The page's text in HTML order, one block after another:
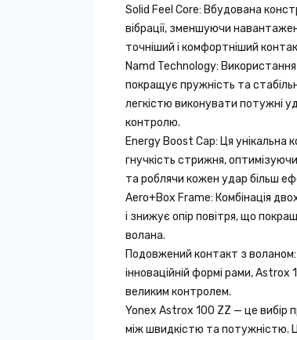
Solid Feel Core: Вбудована
вібрації, зменшуючи
точніший і комфортніший
Namd Technology: Використання
покращує пружність та
легкістю виконувати потужні
контролю.
Energy Boost Cap: Ця унікальна
гнучкість стрижня,
та роблячи кожен удар більш
Aero+Box Frame: Комбінація
і знижує опір повітря, що
волана.
Подовжений контакт з воланом:
інноваційній формі рами,
великим контролем.
Yonex Astrox 100 ZZ — це вибір
між швидкістю та потужністю.